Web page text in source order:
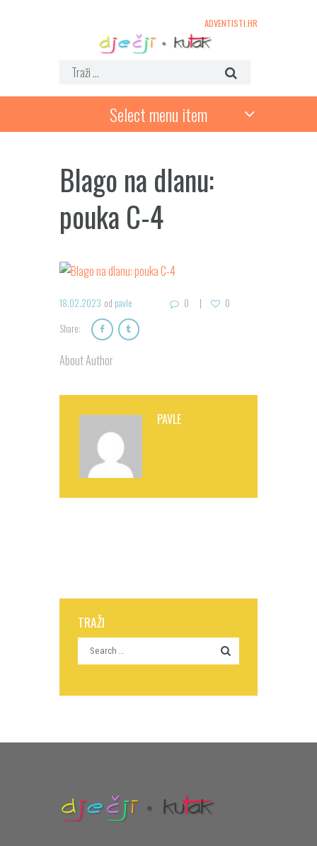
ADVENTISTI.HR
Select menu item
Blago na dlanu:
pouka C-4
18.02.2023 od pavle 0
0
Share:
About Author
PAVLE
TRAŽI